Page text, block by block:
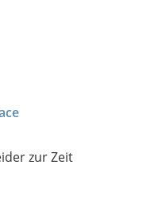
zur Zeit